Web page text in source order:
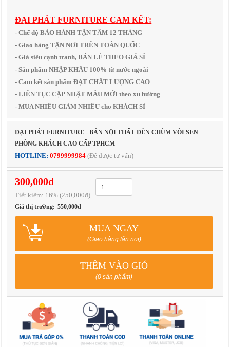
ĐẠI PHÁT FURNITURE CAM KẾT:
- Chế độ BẢO HÀNH TẬN TÂM 12 THÁNG
- Giao hàng TẬN NƠI TRÊN TOÀN QUỐC
- Giá siêu cạnh tranh, BÁN LẺ THEO GIÁ SỈ
- Sản phẩm NHẬP KHẨU 100% từ nước ngoài
- Cam kết sản phẩm ĐẠT CHẤT LƯỢNG CAO
- LIÊN TỤC CẬP NHẬT MẪU MỚI theo xu hướng
- MUA NHIỀU GIẢM NHIỀU cho KHÁCH SỈ
ĐẠI PHÁT FURNITURE - BÁN NỘI THẤT ĐÈN CHÙM VÒI SEN
PHÒNG KHÁCH CAO CẤP TPHCM
HOTLINE:0799999984 (Để được tư vấn)
300,000đ
Tiết kiệm: 16% (250,000đ)
Giá thị trường: 550,000đ
MUA NGAY
(Giao hàng tận nơi)
THÊM VÀO GIỎ
(0 sản phẩm)